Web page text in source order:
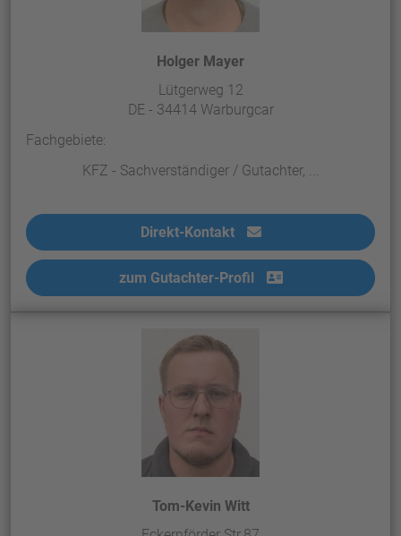
Holger Mayer
Lütgerweg 12
DE - 34414 Warburgcar
Fachgebiete:
KFZ - Sachverständiger / Gutachter, ...
Direkt-Kontakt
zum Gutachter-Profil
Tom-Kevin Witt